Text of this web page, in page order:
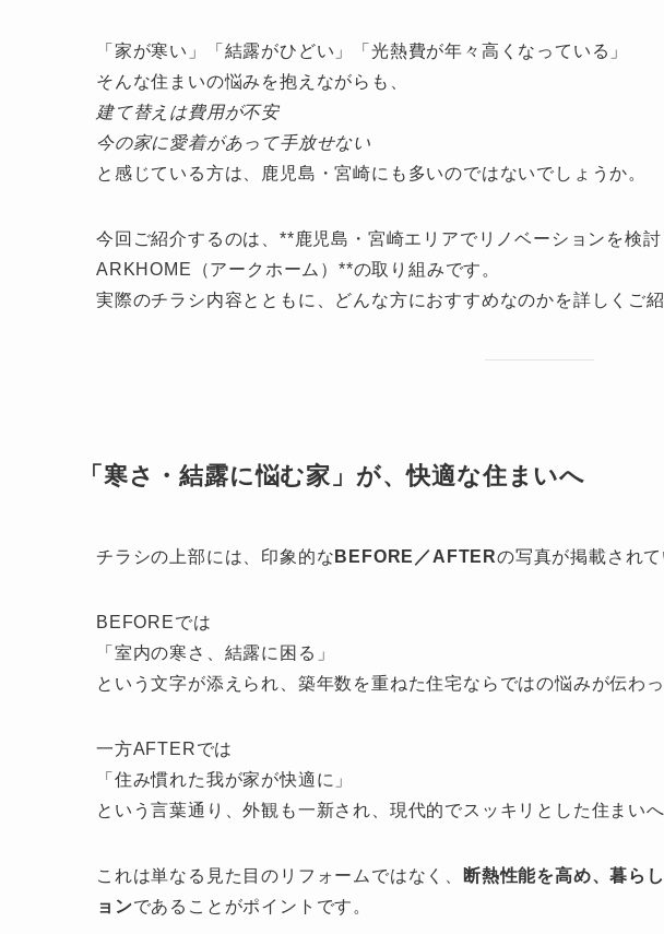
「家が寒い」「結露がひどい」「光熱費が年々高くなっている」
そんな住まいの悩みを抱えながらも、
建て替えは費用が不安
今の家に愛着があって手放せない
と感じている方は、鹿児島・宮崎にも多いのではないでしょうか。
今回ご紹介するのは、**鹿児島・宮崎エリアでリノベーションを検
ARKHOME（アークホーム）**の取り組みです。
実際のチラシ内容とともに、どんな方におすすめなのかを詳しくご紹
「寒さ・結露に悩む家」が、快適な住まいへ
チラシの上部には、印象的な BEFORE／AFTERの写真が掲載されて
BEFOREでは
「室内の寒さ、結露に困る」
という文字が添えられ、築年数を重ねた住宅ならではの悩みが伝わっ
一方AFTERでは
「住み慣れた我が家が快適に」
という言葉通り、外観も一新され、現代的でスッキリとした住まい
これは単なる見た目のリフォームではなく、
断熱性能を高め、暮ら
ョンであることがポイントです。